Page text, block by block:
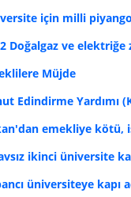
için milli
Doğalgaz ve elektriğe
Müjde
Edindirme Yardımı
emekliye kötü,
ikinci üniversite
üniversiteye kapı